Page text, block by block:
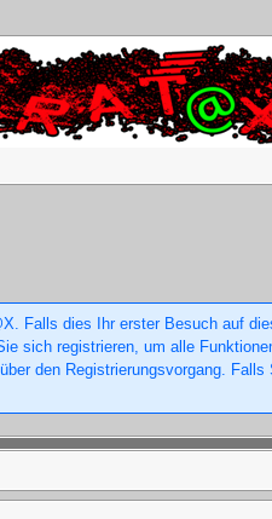
Falls dies Ihr erster Besuch auf
sich registrieren, um alle
über den Registrierungsvorgang.